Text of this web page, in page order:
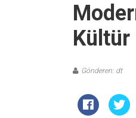
Kültür
Gönderen: dt